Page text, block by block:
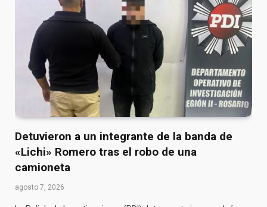
Detuvieron a un integrante de la banda de
«Lichi» Romero tras el robo de una
camioneta
agosto 7, 2026